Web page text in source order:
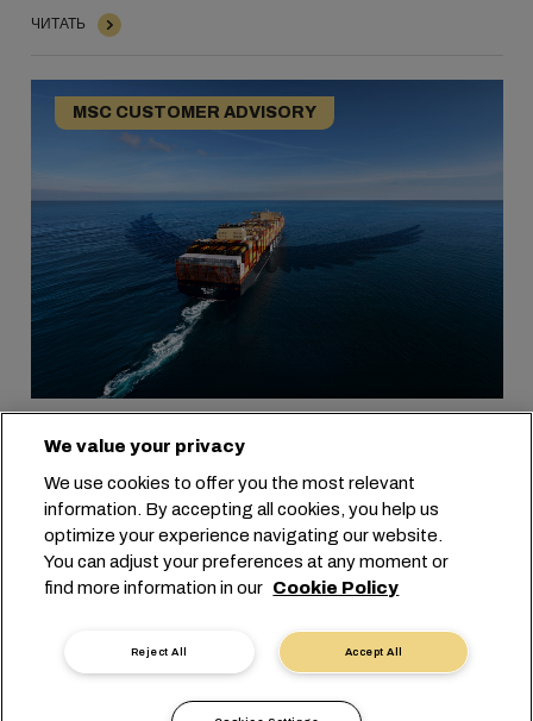
ЧИТАТЬ
MSC CUSTOMER ADVISORY
30/03/2026
MSC Eagle Service
Enhances Direct
Connectivity Between
Oceania and the Americas
We value your privacy
We use cookies to offer you the most relevant
information. By accepting all cookies, you help us
optimize your experience navigating our website.
You can adjust your preferences at any moment or
find more information in our Cookie Policy
Accept All
Reject All